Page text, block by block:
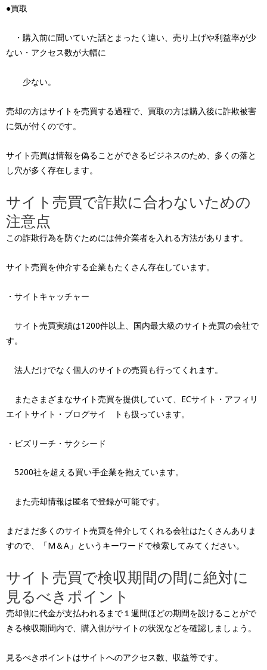
●買取
・購入前に聞いていた話とまったく違い、売り上げや利益率が少
ない・アクセス数が大幅に
少ない。
売却の方はサイトを売買する過程で、買取の方は購入後に詐欺被害
に気が付くのです。
サイト売買は情報を偽ることができるビジネスのため、多くの落と
し穴が多く存在します。
サイト売買で詐欺に合わないための
注意点
この詐欺行為を防ぐためには仲介業者を入れる方法があります。
サイト売買を仲介する企業もたくさん存在しています。
・サイトキャッチャー
サイト売買実績は1200件以上、国内最大級のサイト売買の会社で
す。
法人だけでなく個人のサイトの売買も行ってくれます。
またさまざまなサイト売買を提供していて、ECサイト・アフィリ
エイトサイト・ブログサイ トも扱っています。
・ビズリーチ・サクシード
5200社を超える買い手企業を抱えています。
また売却情報は匿名で登録が可能です。
まだまだ多くのサイト売買を仲介してくれる会社はたくさんありま
すので、「M＆A」というキーワードで検索してみてください。
サイト売買で検収期間の間に絶対に
見るべきポイント
売却側に代金が支払われるまで１週間ほどの期間を設けることがで
きる検収期間内で、購入側がサイトの状況などを確認しましょう。
見るべきポイントはサイトへのアクセス数、収益等です。